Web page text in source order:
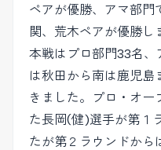
ペアが優勝、アマ部門
関、荒木ペアが優勝し
本戦はプロ部門33名、
は秋田から南は鹿児島
きました。プロ・オー
た長岡(健)選手が第１
たが第２ラウンドから